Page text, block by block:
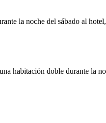
la noche del sábado al
habitación doble durante la